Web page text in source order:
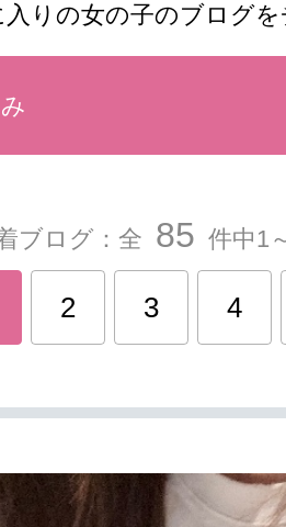
入りの女の子のブログ
ブログ：全 85 件中1
2 3 4